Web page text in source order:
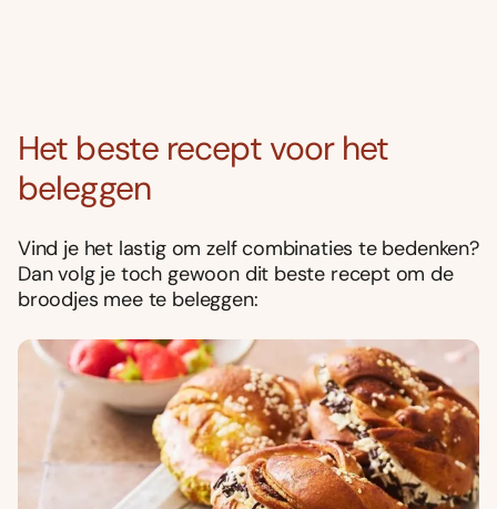
Het beste recept voor het
beleggen
Vind je het lastig om zelf combinaties te bedenken?
Dan volg je toch gewoon dit beste recept om de
broodjes mee te beleggen: